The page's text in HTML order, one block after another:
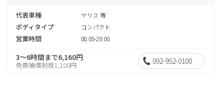
代表車種 ヤリス 等
ボディタイプ コンパクト
営業時間 08:00-20:00
3～6時間まで6,160円
免責補償制度1,100円 092-952-0100